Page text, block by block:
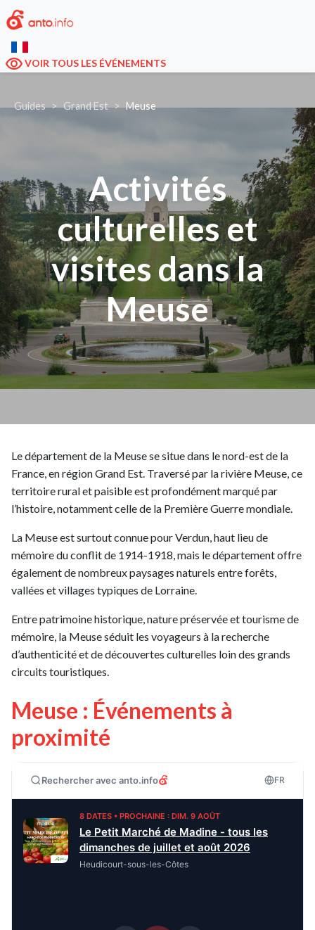
VOIR TOUS LES ÉVÉNEMENTS
Guides Grand Est Meuse
Activités
culturelles et
visites dans la
Meuse
Le département de la Meuse se situe dans le nord-est de la
France, en région Grand Est. Traversé par la rivière Meuse, ce
territoire rural et paisible est profondément marqué par
l’histoire, notamment celle de la Première Guerre mondiale.
La Meuse est surtout connue pour Verdun, haut lieu de
mémoire du conflit de 1914-1918, mais le département offre
également de nombreux paysages naturels entre forêts,
vallées et villages typiques de Lorraine.
Entre patrimoine historique, nature préservée et tourisme de
mémoire, la Meuse séduit les voyageurs à la recherche
d’authenticité et de découvertes culturelles loin des grands
circuits touristiques.
Meuse : Événements à
proximité
Rechercher avec anto.info FR
8 DATES • PROCHAINE : DIM. 9 AOÛT
Le Petit Marché de Madine - tous les
dimanches de juillet et août 2026
Heudicourt-sous-les-Côtes